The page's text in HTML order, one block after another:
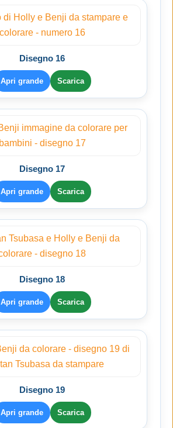
Disegno 16
Apri grande Scarica
Disegno 17
Apri grande Scarica
Disegno 18
Apri grande Scarica
Disegno 19
Apri grande Scarica